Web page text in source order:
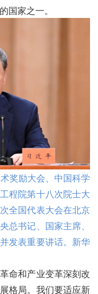
国家之一。
奖励大会、中国科学
程院第十八次院士大
全国代表大会在北京
总书记、国家主席、
发表重要讲话。新华
命和产业变革深刻改
格局。我们要适应新